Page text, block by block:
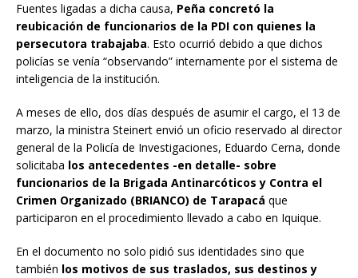
Fuentes ligadas a dicha causa, Peña concretó la
reubicación de funcionarios de la PDI con quienes la
persecutora trabajaba. Esto ocurrió debido a que dichos
policías se venía “observando” internamente por el sistema de
inteligencia de la institución.
A meses de ello, dos días después de asumir el cargo, el 13 de
marzo, la ministra Steinert envió un oficio reservado al director
general de la Policía de Investigaciones, Eduardo Cerna, donde
solicitaba los antecedentes -en detalle- sobre
funcionarios de la Brigada Antinarcóticos y Contra el
Crimen Organizado (BRIANCO) de Tarapacá que
participaron en el procedimiento llevado a cabo en Iquique.
En el documento no solo pidió sus identidades sino que
también los motivos de sus traslados, sus destinos y